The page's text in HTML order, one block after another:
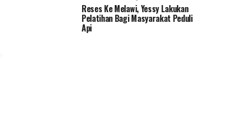
Reses Ke Melawi, Yessy Lakukan
Pelatihan Bagi Masyarakat Peduli
Api